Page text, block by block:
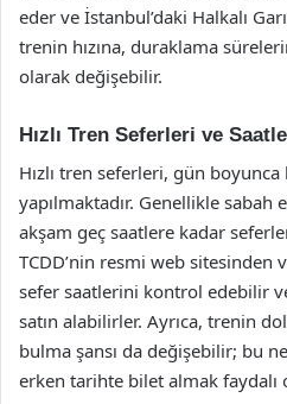
eder ve İstanbul’daki Halkalı
trenin hızına, duraklama
olarak değişebilir.
Hızlı Tren Seferleri ve
Hızlı tren seferleri, gün
yapılmaktadır. Genellikle sabah
akşam geç saatlere kadar
TCDD’nin resmi web sitesinden
sefer saatlerini kontrol edebilir
satın alabilirler. Ayrıca, trenin
bulma şansı da değişebilir; bu
erken tarihte bilet almak faydalı